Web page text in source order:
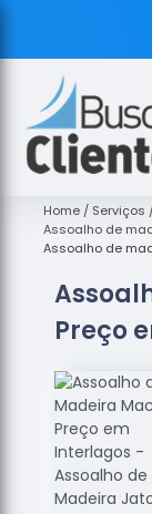
Assoalhos
de
Decks de
Empresas
de
de
Loja de
Assoalhos
Raspagem
de
Home Serviços
Assoalho de
Assoalho de
Preço